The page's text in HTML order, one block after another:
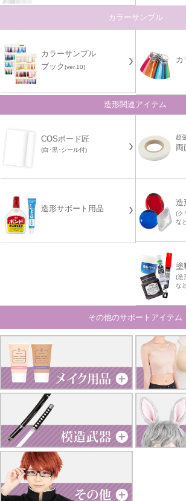
カラーサンプル
カラーサンプル
ブック(ver.10)
カ
造形関連アイテム
COSボード匠
(白･黒･シール付)
超
両
造形サポート用品
造
(ク
な
塗
(造
な
その他のサポートアイテム